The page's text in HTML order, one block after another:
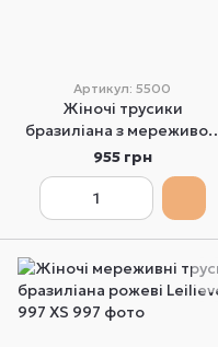
Артикул: 5500
Жіночі трусики
бразиліана з мереживом
бежеві Leilieve 5500 S
955 грн